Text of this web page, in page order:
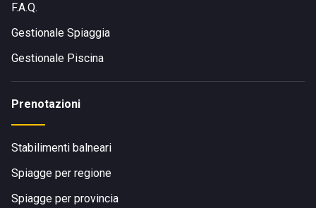
F.A.Q.
Gestionale Spiaggia
Gestionale Piscina
Prenotazioni
Stabilimenti balneari
Spiagge per regione
Spiagge per provincia